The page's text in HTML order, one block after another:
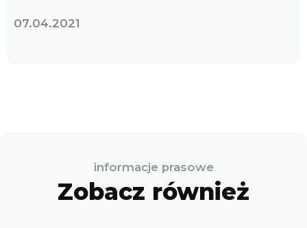
07.04.2021
informacje prasowe
Zobacz również